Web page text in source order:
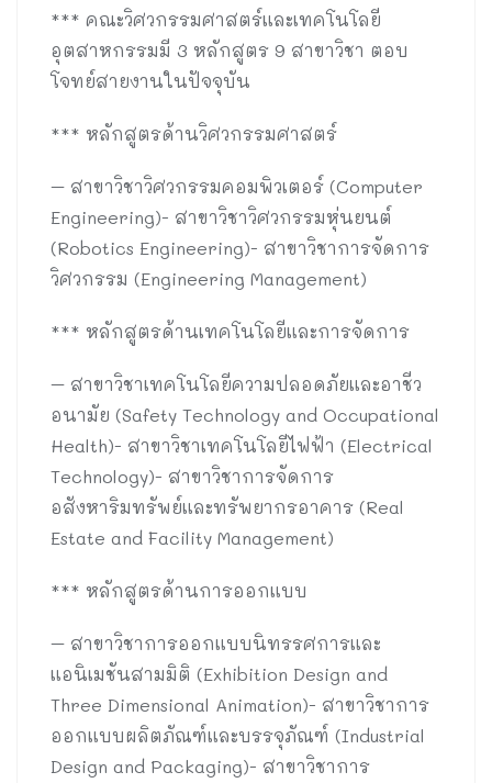
*** คณะวิศวกรรมศาสตร์และเทคโนโลยี
อุตสาหกรรมมี 3 หลักสูตร 9 สาขาวิชา ตอบ
โจทย์สายงานในปัจจุบัน
*** หลักสูตรด้านวิศวกรรมศาสตร์
– สาขาวิชาวิศวกรรมคอมพิวเตอร์ (Computer
Engineering)- สาขาวิชาวิศวกรรมหุ่นยนต์
(Robotics Engineering)- สาขาวิชาการจัดการ
วิศวกรรม (Engineering Management)
*** หลักสูตรด้านเทคโนโลยีและการจัดการ
– สาขาวิชาเทคโนโลยีความปลอดภัยและอาชีว
อนามัย (Safety Technology and Occupational
Health)- สาขาวิชาเทคโนโลยีไฟฟ้า (Electrical
Technology)- สาขาวิชาการจัดการ
อสังหาริมทรัพย์และทรัพยากรอาคาร (Real
Estate and Facility Management)
*** หลักสูตรด้านการออกแบบ
– สาขาวิชาการออกแบบนิทรรศการและ
แอนิเมชันสามมิติ (Exhibition Design and
Three Dimensional Animation)- สาขาวิชาการ
ออกแบบผลิตภัณฑ์และบรรจุภัณฑ์ (Industrial
Design and Packaging)- สาขาวิชาการ